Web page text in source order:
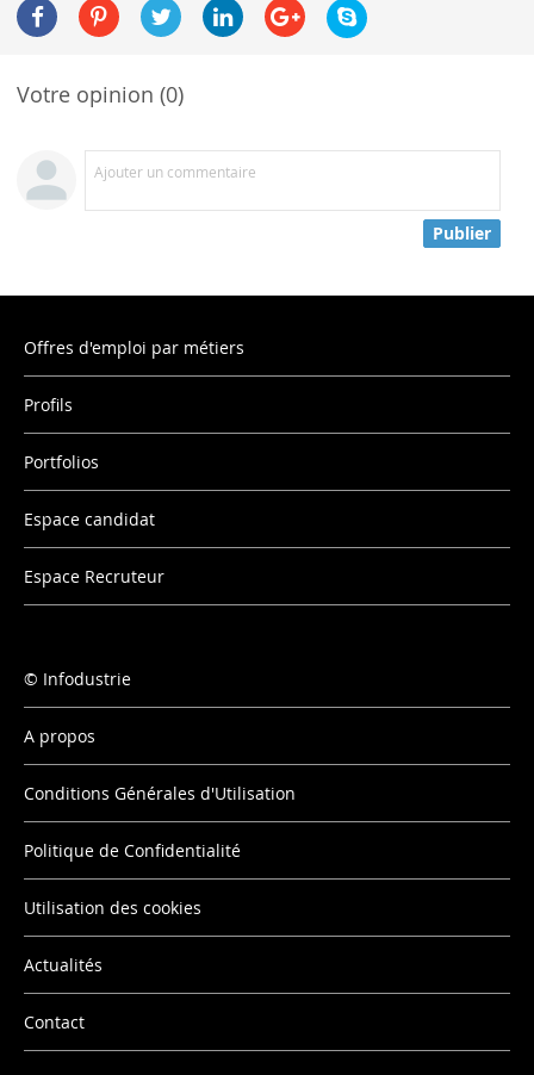
Votre opinion (0)
Ajouter un commentaire
Publier
Offres d'emploi par métiers
Profils
Portfolios
Espace candidat
Espace Recruteur
Infodustrie
A propos
Conditions Générales d'Utilisation
Politique de Confidentialité
Utilisation des cookies
Actualités
Contact